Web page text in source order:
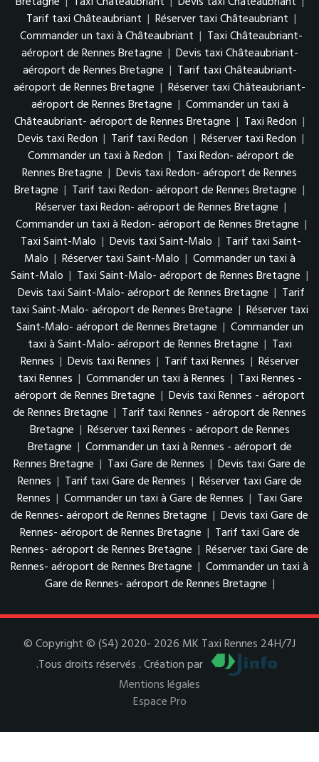
Tarif taxi Châteaubriant | Réserver taxi Châteaubriant |
Commander un taxi à Châteaubriant | Taxi Châteaubriant-
aéroport de Rennes Bretagne | Devis taxi Châteaubriant-
aéroport de Rennes Bretagne | Tarif taxi Châteaubriant-
aéroport de Rennes Bretagne | Réserver taxi Châteaubriant-
aéroport de Rennes Bretagne | Commander un taxi à
Châteaubriant- aéroport de Rennes Bretagne | Taxi Redon |
Devis taxi Redon | Tarif taxi Redon | Réserver taxi Redon |
Commander un taxi à Redon | Taxi Redon- aéroport de
Rennes Bretagne | Devis taxi Redon- aéroport de Rennes
Bretagne | Tarif taxi Redon- aéroport de Rennes Bretagne |
Réserver taxi Redon- aéroport de Rennes Bretagne |
Commander un taxi à Redon- aéroport de Rennes Bretagne |
Taxi Saint-Malo | Devis taxi Saint-Malo | Tarif taxi Saint-
Malo | Réserver taxi Saint-Malo | Commander un taxi à
Saint-Malo | Taxi Saint-Malo- aéroport de Rennes Bretagne |
Devis taxi Saint-Malo- aéroport de Rennes Bretagne | Tarif
taxi Saint-Malo- aéroport de Rennes Bretagne | Réserver taxi
Saint-Malo- aéroport de Rennes Bretagne | Commander un
taxi à Saint-Malo- aéroport de Rennes Bretagne | Taxi
Rennes | Devis taxi Rennes | Tarif taxi Rennes | Réserver
taxi Rennes | Commander un taxi à Rennes | Taxi Rennes -
aéroport de Rennes Bretagne | Devis taxi Rennes - aéroport
de Rennes Bretagne | Tarif taxi Rennes - aéroport de Rennes
Bretagne | Réserver taxi Rennes - aéroport de Rennes
Bretagne | Commander un taxi à Rennes - aéroport de
Rennes Bretagne | Taxi Gare de Rennes | Devis taxi Gare de
Rennes | Tarif taxi Gare de Rennes | Réserver taxi Gare de
Rennes | Commander un taxi à Gare de Rennes | Taxi Gare
de Rennes- aéroport de Rennes Bretagne | Devis taxi Gare de
Rennes- aéroport de Rennes Bretagne | Tarif taxi Gare de
Rennes- aéroport de Rennes Bretagne | Réserver taxi Gare de
Rennes- aéroport de Rennes Bretagne | Commander un taxi à
Gare de Rennes- aéroport de Rennes Bretagne |
© Copyright © (S4) 2020- 2026 MK Taxi Rennes 24H/7J
.Tous droits réservés . Création par
Mentions légales
Espace Pro